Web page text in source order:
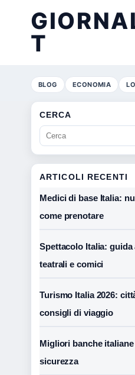
T
BLOG ECONOMIA
CERCA
ARTICOLI RECENTI
Medici di base Italia:
come prenotare
Spettacolo Italia: guida
teatrali e comici
Turismo Italia 2026:
consigli di viaggio
Migliori banche
sicurezza